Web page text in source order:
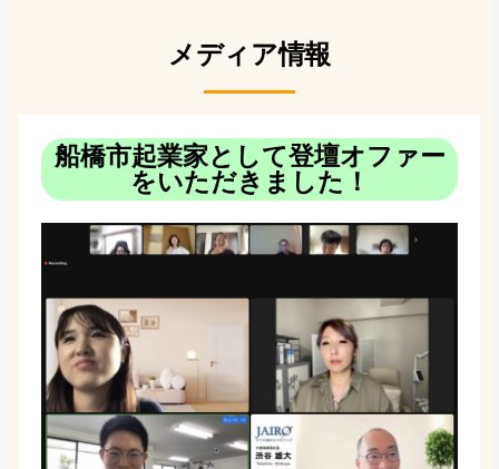
メディア情報
船橋市起業家として登壇オファー
をいただきました！